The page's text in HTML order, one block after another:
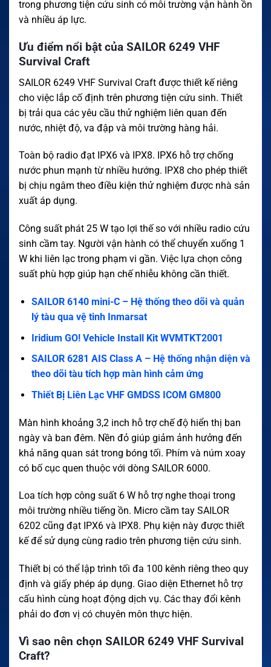
trong phương tiện cứu sinh có môi trường vận hành ồn
và nhiều áp lực.
Ưu điểm nổi bật của SAILOR 6249 VHF
Survival Craft
SAILOR 6249 VHF Survival Craft được thiết kế riêng
cho việc lắp cố định trên phương tiện cứu sinh. Thiết
bị trải qua các yêu cầu thử nghiệm liên quan đến
nước, nhiệt độ, va đập và môi trường hàng hải.
Toàn bộ radio đạt IPX6 và IPX8. IPX6 hỗ trợ chống
nước phun mạnh từ nhiều hướng. IPX8 cho phép thiết
bị chịu ngâm theo điều kiện thử nghiệm được nhà sản
xuất áp dụng.
Công suất phát 25 W tạo lợi thế so với nhiều radio cứu
sinh cầm tay. Người vận hành có thể chuyển xuống 1
W khi liên lạc trong phạm vi gần. Việc lựa chọn công
suất phù hợp giúp hạn chế nhiễu không cần thiết.
SAILOR 6140 mini-C – Hệ thống theo dõi và quản
lý tàu qua vệ tinh Inmarsat
Iridium GO! Vehicle Install Kit WVMTKT2001
SAILOR 6281 AIS Class A – Hệ thống nhận diện và
theo dõi tàu tích hợp màn hình cảm ứng
Thiết Bị Liên Lạc VHF GMDSS ICOM GM800
Màn hình khoảng 3,2 inch hỗ trợ chế độ hiển thị ban
ngày và ban đêm. Nền đỏ giúp giảm ảnh hưởng đến
khả năng quan sát trong bóng tối. Phím và núm xoay
có bố cục quen thuộc với dòng SAILOR 6000.
Loa tích hợp công suất 6 W hỗ trợ nghe thoại trong
môi trường nhiều tiếng ồn. Micro cầm tay SAILOR
6202 cũng đạt IPX6 và IPX8. Phụ kiện này được thiết
kế để sử dụng cùng radio trên phương tiện cứu sinh.
Thiết bị có thể lập trình tối đa 100 kênh riêng theo quy
định và giấy phép áp dụng. Giao diện Ethernet hỗ trợ
cấu hình cùng hoạt động dịch vụ. Các thay đổi kênh
phải do đơn vị có chuyên môn thực hiện.
Vì sao nên chọn SAILOR 6249 VHF Survival
Craft?